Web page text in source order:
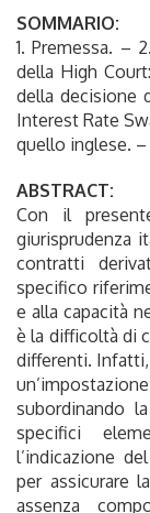
SOMMARIO:
1. Premessa. –
della High
della decisione
Interest Rate
quello inglese.
ABSTRACT:
Con il
giurisprudenza
contratti
specifico
e alla capacità
è la difficoltà di
differenti.
subordinando
specifici
l’indicazione del
per assicurare
assenza